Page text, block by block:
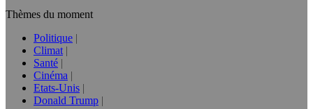
Thèmes du moment
Politique
Climat
Santé
Cinéma
Etats-Unis
Donald Trump